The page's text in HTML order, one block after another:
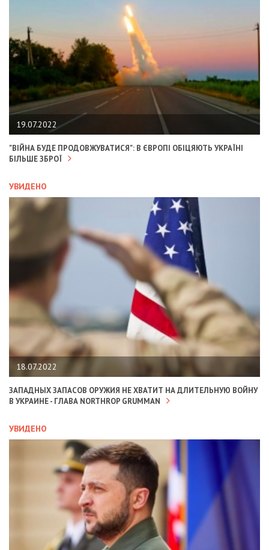
19.07.2022
"ВІЙНА БУДЕ ПРОДОВЖУВАТИСЯ": В ЄВРОПІ ОБІЦЯЮТЬ УКРАЇНІ
БІЛЬШЕ ЗБРОЇ
УВИДЕНО
18.07.2022
ЗАПАДНЫХ ЗАПАСОВ ОРУЖИЯ НЕ ХВАТИТ НА ДЛИТЕЛЬНУЮ ВОЙНУ
В УКРАИНЕ - ГЛАВА NORTHROP GRUMMAN
УВИДЕНО